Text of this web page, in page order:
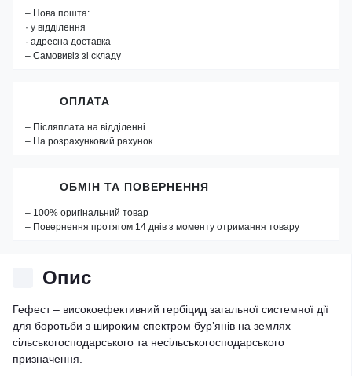
Опис
Гефест – високоефективний гербіцид загальної системної дії
для боротьби з широким спектром бур’янів на землях
сільськогосподарського та несільськогосподарського
призначення.
– Нова пошта:
· у відділення
· адресна доставка
– Самовивіз зі складу
ОПЛАТА
– Післяплата на відділенні
– На розрахунковий рахунок
ОБМІН ТА ПОВЕРНЕННЯ
– 100% оригінальний товар
– Повернення протягом 14 днів з моменту отримання товару